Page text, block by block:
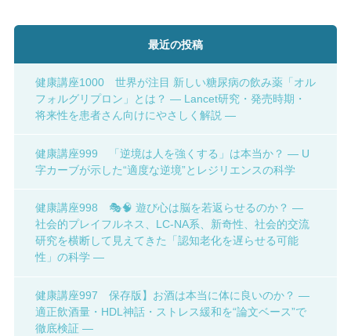
最近の投稿
健康講座1000 世界が注目 新しい糖尿病の飲み薬「オル
フォルグリプロン」とは？ ― Lancet研究・発売時期・
将来性を患者さん向けにやさしく解説 ―
健康講座999 「逆境は人を強くする」は本当か？ ― U
字カーブが示した“適度な逆境”とレジリエンスの科学
健康講座998 🎭🧠 遊び心は脳を若返らせるのか？ ―
社会的プレイフルネス、LC-NA系、新奇性、社会的交流
研究を横断して見えてきた「認知老化を遅らせる可能
性」の科学 ―
健康講座997 保存版】お酒は本当に体に良いのか？ ―
適正飲酒量・HDL神話・ストレス緩和を“論文ベース”で
徹底検証 ―